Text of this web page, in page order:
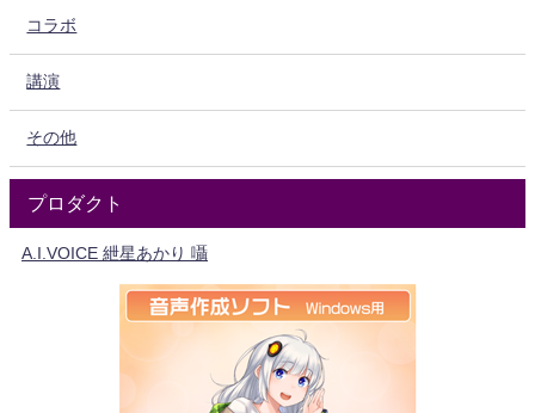
コラボ
講演
その他
プロダクト
A.I.VOICE 紲星あかり 囁